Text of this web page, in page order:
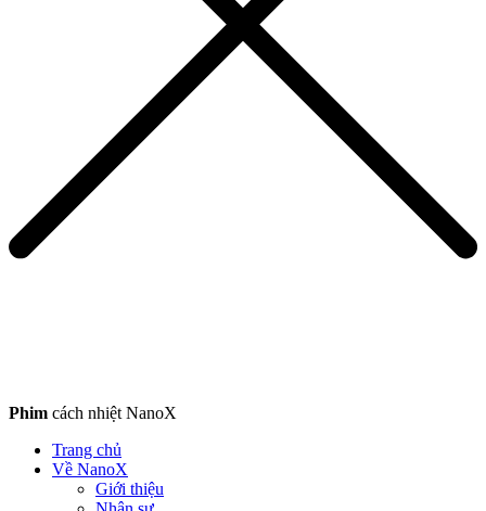
Phim cách nhiệt NanoX
Trang chủ
Về NanoX
Giới thiệu